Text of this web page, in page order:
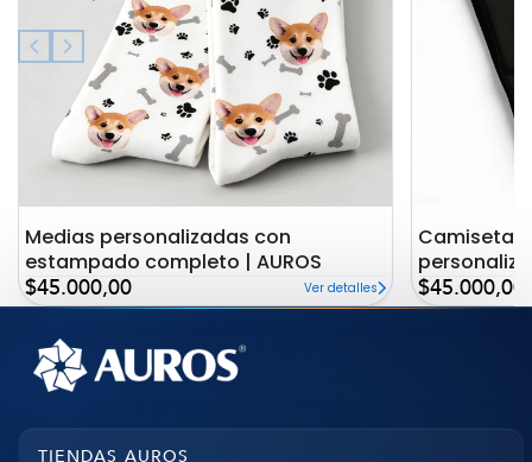
Medias personalizadas con
estampado completo | AUROS
Precio
de
$45.000,00 Ver detalles
Camiseta
AUROS
Precio
de
$45.000,00
TIENDAS AUROS